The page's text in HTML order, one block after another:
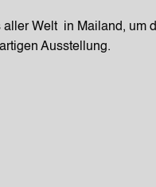
Welt in Mailand, um
Ausstellung.